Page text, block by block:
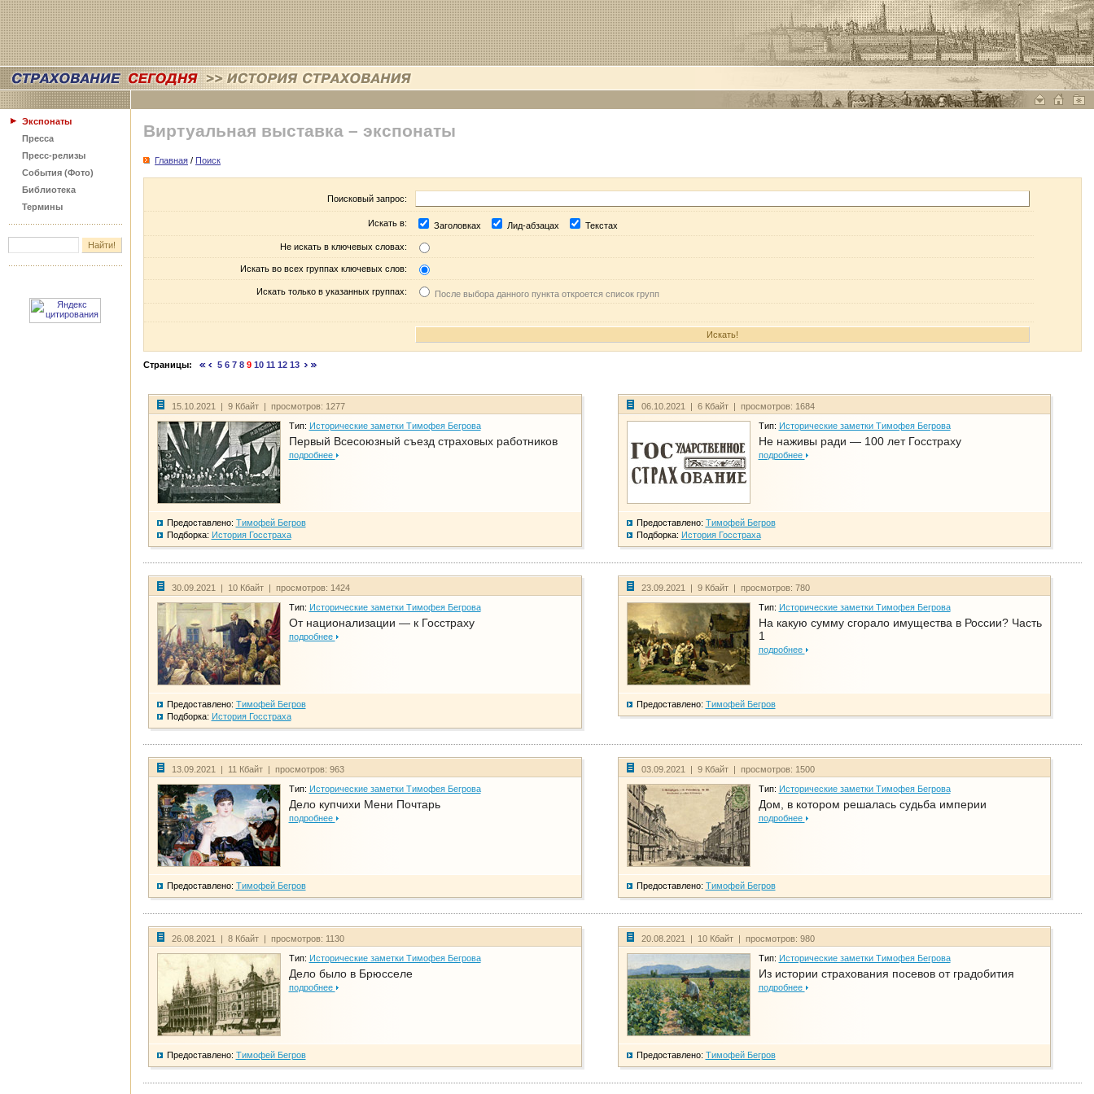
Экспонаты
Пресса
Пресс-релизы
События (Фото)
Библиотека
Термины
Виртуальная выставка – экспонаты
Главная / Поиск
Поисковый запрос:
Искать в: Заголовках Лид-абзацах Текстах
Не искать в ключевых словах:
Искать во всех группах ключевых слов:
Искать только в указанных группах: После выбора данного пункта откроется список групп
Страницы: 5 6 7 8 9 10 11 12 13
15.10.2021 | 9 Кбайт | просмотров: 1277
Тип: Исторические заметки Тимофея Бегрова
Первый Всесоюзный съезд страховых работников
подробнее
Предоставлено: Тимофей Бегров
Подборка: История Госстраха
06.10.2021 | 6 Кбайт | просмотров: 1684
Тип: Исторические заметки Тимофея Бегрова
Не наживы ради — 100 лет Госстраху
подробнее
Предоставлено: Тимофей Бегров
Подборка: История Госстраха
30.09.2021 | 10 Кбайт | просмотров: 1424
Тип: Исторические заметки Тимофея Бегрова
От национализации — к Госстраху
подробнее
Предоставлено: Тимофей Бегров
Подборка: История Госстраха
23.09.2021 | 9 Кбайт | просмотров: 780
Тип: Исторические заметки Тимофея Бегрова
На какую сумму сгорало имущества в России? Часть
1
подробнее
Предоставлено: Тимофей Бегров
13.09.2021 | 11 Кбайт | просмотров: 963
Тип: Исторические заметки Тимофея Бегрова
Дело купчихи Мени Почтарь
подробнее
Предоставлено: Тимофей Бегров
03.09.2021 | 9 Кбайт | просмотров: 1500
Тип: Исторические заметки Тимофея Бегрова
Дом, в котором решалась судьба империи
подробнее
Предоставлено: Тимофей Бегров
26.08.2021 | 8 Кбайт | просмотров: 1130
Тип: Исторические заметки Тимофея Бегрова
Дело было в Брюсселе
подробнее
Предоставлено: Тимофей Бегров
20.08.2021 | 10 Кбайт | просмотров: 980
Тип: Исторические заметки Тимофея Бегрова
Из истории страхования посевов от градобития
подробнее
Предоставлено: Тимофей Бегров